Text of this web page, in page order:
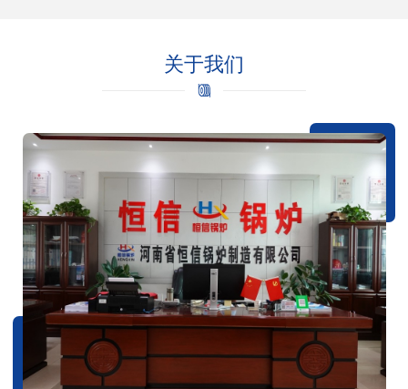
关于我们